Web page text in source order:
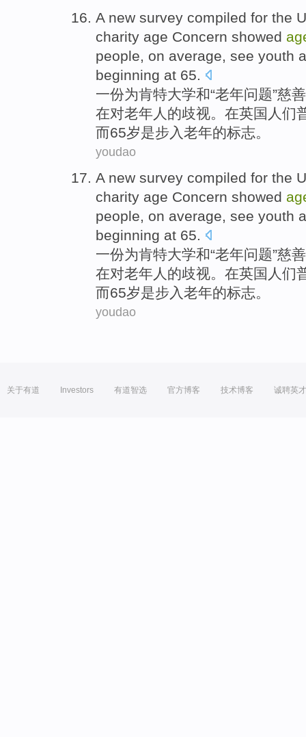
A new survey compiled for the
charity age Concern showed
people, on average, see youth
beginning at 65.
一份为肯特大学和“老年问题”慈善
在对老年人的歧视。 在英国 人们
而65岁是步入老年的标志。
youdao
A new survey compiled for the
charity age Concern showed
people, on average, see youth
beginning at 65.
一份为肯特大学和“老年问题”慈善
在对老年人的歧视。 在英国 人们
而65岁是步入老年的标志。
youdao
关于有道 Investors 有道智选 官方博客 技术博客 诚聘英才